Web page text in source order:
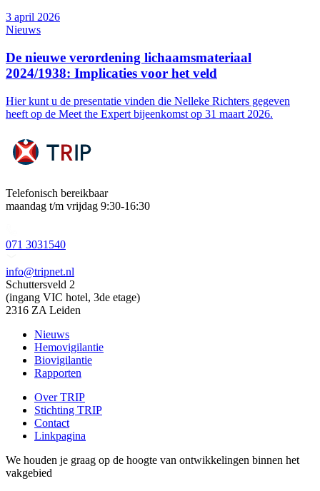
3 april 2026
Nieuws
De nieuwe verordening lichaamsmateriaal
2024/1938: Implicaties voor het veld
Hier kunt u de presentatie vinden die Nelleke Richters gegeven
heeft op de Meet the Expert bijeenkomst op 31 maart 2026.
Telefonisch bereikbaar
maandag t/m vrijdag 9:30-16:30
071 3031540
info@tripnet.nl
Schuttersveld 2
(ingang VIC hotel, 3de etage)
2316 ZA Leiden
Nieuws
Hemovigilantie
Biovigilantie
Rapporten
Over TRIP
Stichting TRIP
Contact
Linkpagina
We houden je graag op de hoogte van ontwikkelingen binnen het
vakgebied